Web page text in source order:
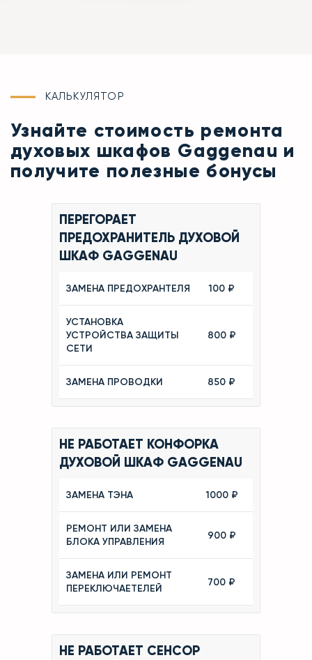
КАЛЬКУЛЯТОР
Узнайте стоимость ремонта
духовых шкафов Gaggenau и
получите полезные бонусы
ПЕРЕГОРАЕТ
ПРЕДОХРАНИТЕЛЬ ДУХОВОЙ
ШКАФ GAGGENAU
ЗАМЕНА ПРЕДОХРАНТЕЛЯ 100 ₽
УСТАНОВКА
УСТРОЙСТВА ЗАЩИТЫ
СЕТИ
800 ₽
ЗАМЕНА ПРОВОДКИ 850 ₽
НЕ РАБОТАЕТ КОНФОРКА
ДУХОВОЙ ШКАФ GAGGENAU
ЗАМЕНА ТЭНА 1000 ₽
РЕМОНТ ИЛИ ЗАМЕНА
БЛОКА УПРАВЛЕНИЯ
900 ₽
ЗАМЕНА ИЛИ РЕМОНТ
ПЕРЕКЛЮЧАЕТЕЛЕЙ
700 ₽
НЕ РАБОТАЕТ СЕНСОР